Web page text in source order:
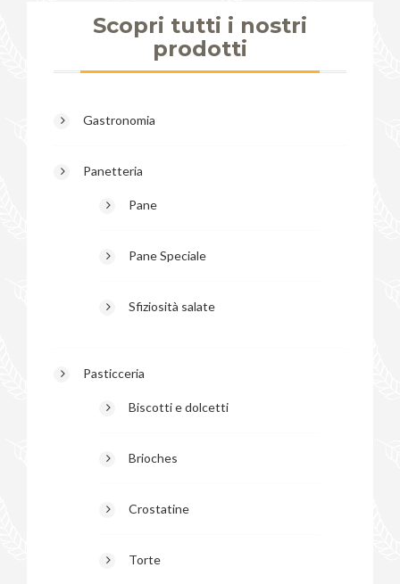
Scopri tutti i nostri
prodotti
Gastronomia
Panetteria
Pane
Pane Speciale
Sfiziosità salate
Pasticceria
Biscotti e dolcetti
Brioches
Crostatine
Torte